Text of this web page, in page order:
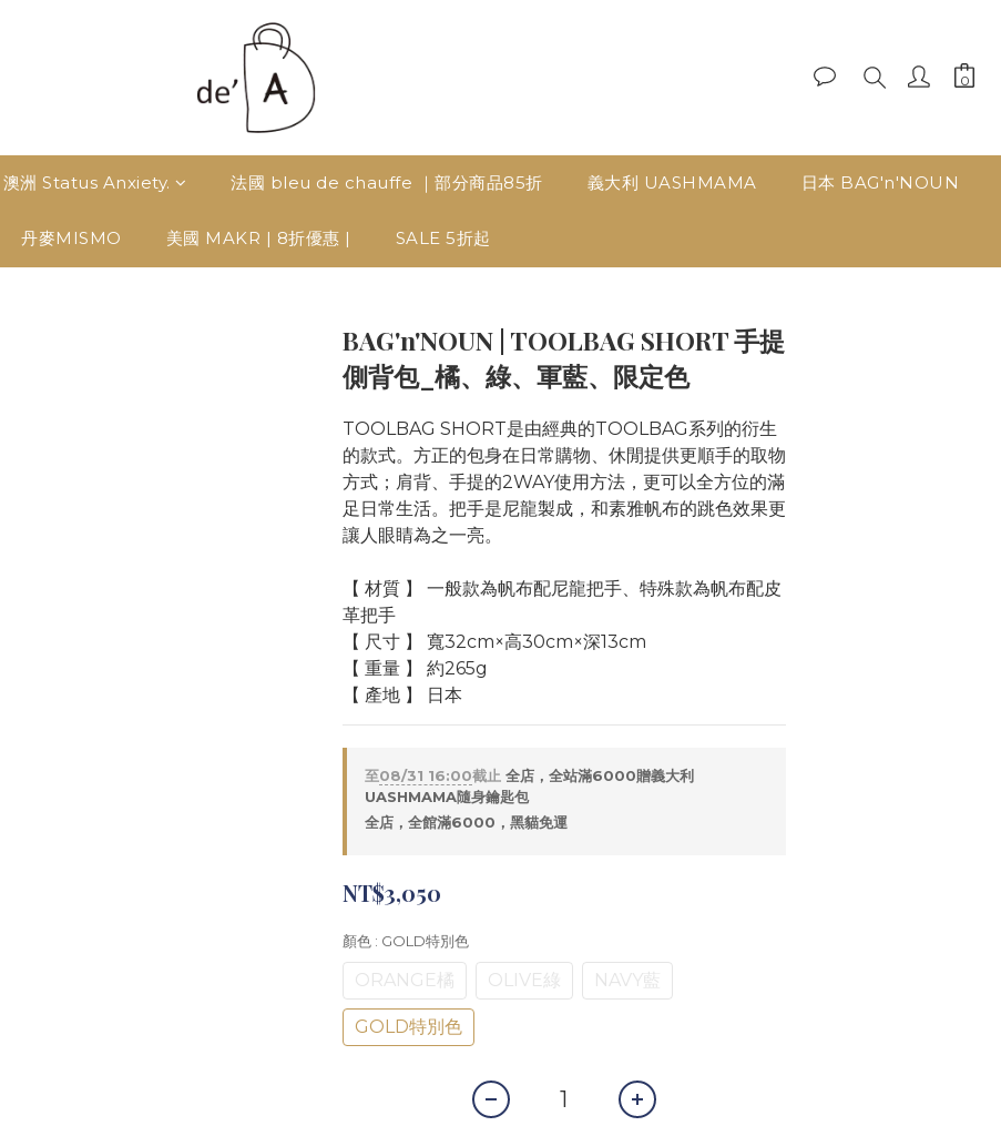
澳洲 Status Anxiety. 法國 bleu de chauffe ｜部分商品85折 義大利 UASHMAMA 日本 BAG'n'NOUN
丹麥MISMO 美國 MAKR | 8折優惠 | SALE 5折起
BAG'n'NOUN | TOOLBAG SHORT 手提
側背包_橘、綠、軍藍、限定色
TOOLBAG SHORT是由經典的TOOLBAG系列的衍生
的款式。方正的包身在日常購物、休閒提供更順手的取物
方式；肩背、手提的2WAY使用方法，更可以全方位的滿
足日常生活。把手是尼龍製成，和素雅帆布的跳色效果更
讓人眼睛為之一亮。
【 材質 】 一般款為帆布配尼龍把手、特殊款為帆布配皮
革把手
【 尺寸 】 寬32cm×高30cm×深13cm
【 重量 】 約265g
【 產地 】 日本
至08/31 16:00截止 全店，全站滿6000贈義大利
UASHMAMA隨身鑰匙包
全店，全館滿6000，黑貓免運
NT$3,050
顏色 : GOLD特別色
ORANGE橘 OLIVE綠 NAVY藍
GOLD特別色